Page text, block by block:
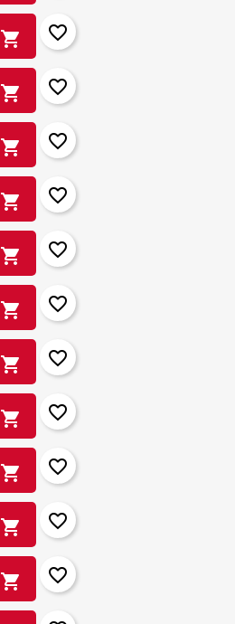
shopping_cart favorite_border
shopping_cart favorite_border
shopping_cart favorite_border
shopping_cart favorite_border
shopping_cart favorite_border
shopping_cart favorite_border
shopping_cart favorite_border
shopping_cart favorite_border
shopping_cart favorite_border
shopping_cart favorite_border
shopping_cart favorite_border